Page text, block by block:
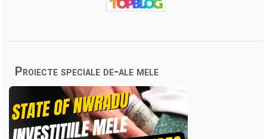
Proiecte speciale de-ale mele